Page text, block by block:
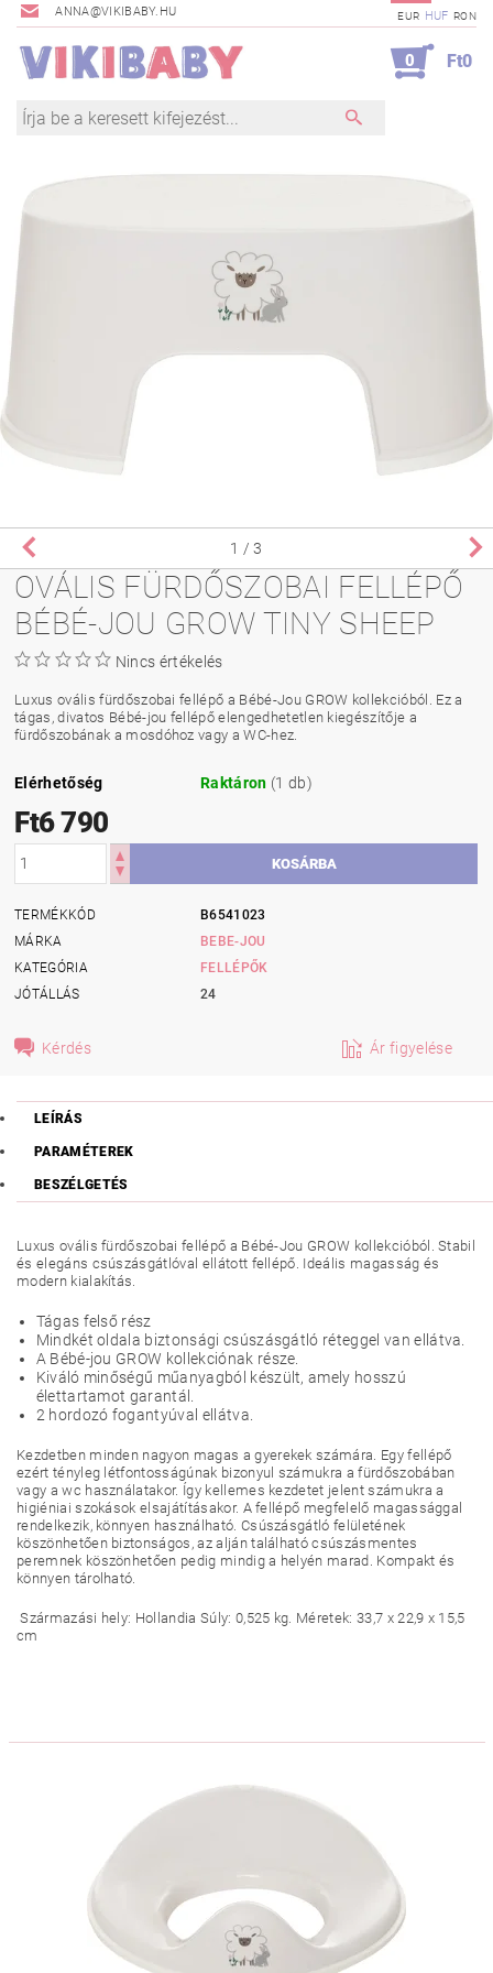
ANNA@VIKIBABY.HU EUR HUF RON
0 Ft0
1 / 3
OVÁLIS FÜRDŐSZOBAI FELLÉPŐ
BÉBÉ-JOU GROW TINY SHEEP
Nincs értékelés
Luxus ovális fürdőszobai fellépő a Bébé-Jou GROW kollekcióból. Ez a
tágas, divatos Bébé-jou fellépő elengedhetetlen kiegészítője a
fürdőszobának a mosdóhoz vagy a WC-hez.
Elérhetőség Raktáron (1 db)
Ft6 790
TERMÉKKÓD
B6541023
MÁRKA
BEBE-JOU
KATEGÓRIA
FELLÉPŐK
JÓTÁLLÁS
24
Kérdés Ár figyelése
LEÍRÁS
PARAMÉTEREK
BESZÉLGETÉS
Luxus ovális fürdőszobai fellépő a Bébé-Jou GROW kollekcióból. Stabil
és elegáns csúszásgátlóval ellátott fellépő. Ideális magasság és
modern kialakítás.
Tágas felső rész
Mindkét oldala biztonsági csúszásgátló réteggel van ellátva.
A Bébé-jou GROW kollekciónak része.
Kiváló minőségű műanyagból készült, amely hosszú
élettartamot garantál.
2 hordozó fogantyúval ellátva.
Kezdetben minden nagyon magas a gyerekek számára. Egy fellépő
ezért tényleg létfontosságúnak bizonyul számukra a fürdőszobában
vagy a wc használatakor. Így kellemes kezdetet jelent számukra a
higiéniai szokások elsajátításakor. A fellépő megfelelő magassággal
rendelkezik, könnyen használható. Csúszásgátló felületének
köszönhetően biztonságos, az alján található csúszásmentes
peremnek köszönhetően pedig mindig a helyén marad. Kompakt és
könnyen tárolható.
Származási hely: Hollandia Súly: 0,525 kg. Méretek: 33,7 x 22,9 x 15,5
cm